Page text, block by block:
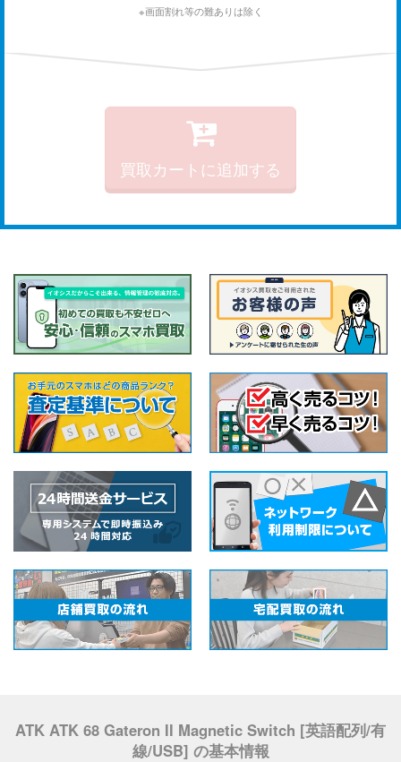
※画面割れ等の難ありは除く
買取カートに追加する
ATK ATK 68 Gateron II Magnetic Switch [英語配列/有
線/USB] の基本情報